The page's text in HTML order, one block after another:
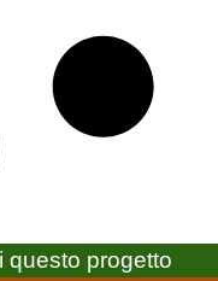
questo progetto